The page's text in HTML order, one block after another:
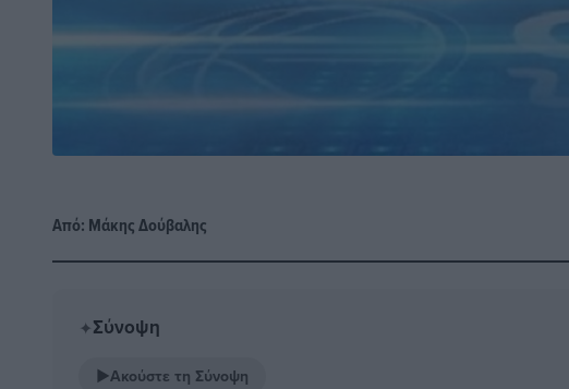
Από: Μάκης Δούβαλης
✦Σύνοψη
▶Ακούστε τη Σύνοψη